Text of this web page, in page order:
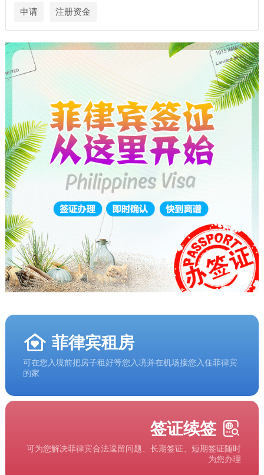
申请 注册资金
菲律宾租房
可在您入境前把房子租好等您入境并在机场接您入住菲律宾
的家
签证续签
可为您解决菲律宾合法逗留问题、长期签证、短期签证随时
为您办理